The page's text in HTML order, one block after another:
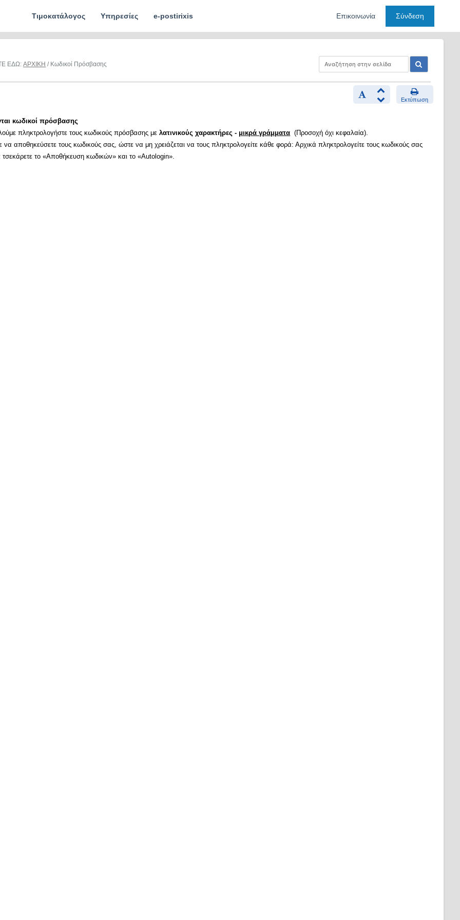
Τιμοκατάλογος Υπηρεσίες e-postirixis Επικοινωνία Σύνδεση
ΕΔΩ:ΑΡΧΙΚΗ / Κωδικοί Πρόσβασης
Εκτύπωση
κωδικοί πρόσβασης
πληκτρολογήστε τους κωδικούς πρόσβασης μελατινικούς χαρακτήρες - μικρά γράμματα (Προσοχή όχι κεφαλαία).
να αποθηκεύσετε τους κωδικούς σας, ώστε να μη χρειάζεται να τους πληκτρολογείτε κάθε φορά: Αρχικά πληκτρολογείτε τους κωδικούς σας
τσεκάρετε το «Αποθήκευση κωδικών» και το «Autologin».